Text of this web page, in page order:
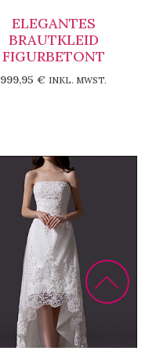
ELEGANTES
BRAUTKLEID
FIGURBETONT
999,95 € INKL. MWST.